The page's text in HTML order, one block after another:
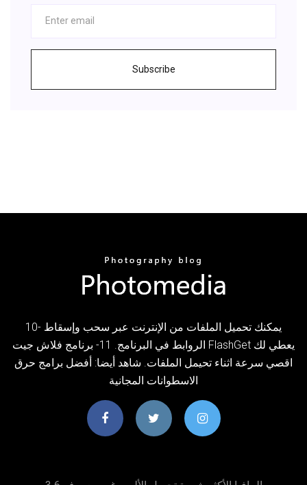
Subscribe
10- يمكنك تحميل الملفات من الإنترنت عبر سحب وإسقاط
الروابط في البرنامج. 11- برنامج فلاش جيت FlashGet يعطي لك
اقصي سرعة اثناء تحيمل الملفات. شاهد أيضا: أفضل برامج حرق
الاسطوانات المجانية